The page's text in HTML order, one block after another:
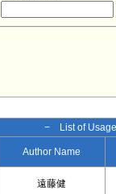
− List of
Author Name
遠藤健